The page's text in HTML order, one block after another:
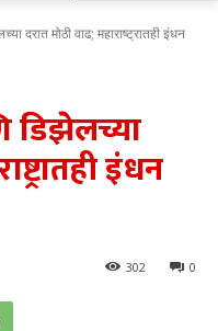
दरात मोठी वाढ; महाराष्ट्रातही इंधन
डिझेलच्या
इंधन
0
302